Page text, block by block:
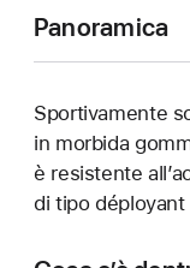
Panoramica
Sportivamente
in morbida
è resistente
di tipo